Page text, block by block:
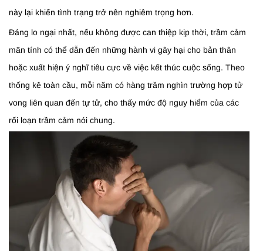
này lại khiến tình trạng trở nên nghiêm trọng hơn.
Đáng lo ngại nhất, nếu không được can thiệp kịp thời, trầm cảm
mãn tính có thể dẫn đến những hành vi gây hại cho bản thân
hoặc xuất hiện ý nghĩ tiêu cực về việc kết thúc cuộc sống. Theo
thống kê toàn cầu, mỗi năm có hàng trăm nghìn trường hợp tử
vong liên quan đến tự tử, cho thấy mức độ nguy hiểm của các
rối loạn trầm cảm nói chung.